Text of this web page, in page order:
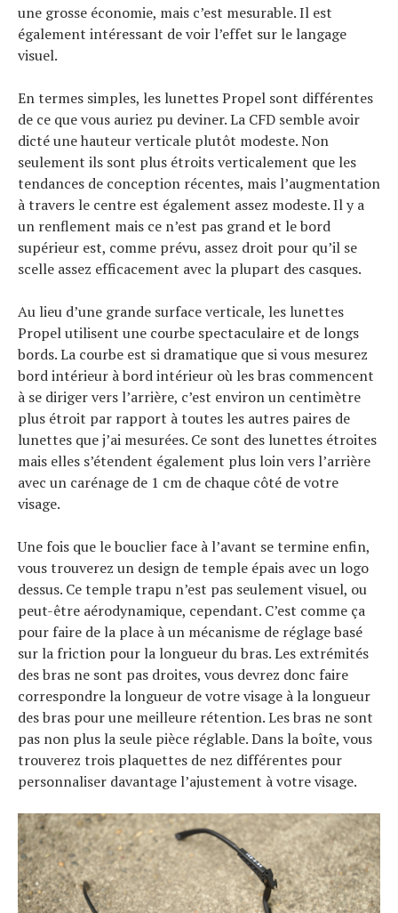
une grosse économie, mais c’est mesurable. Il est
également intéressant de voir l’effet sur le langage
visuel.
En termes simples, les lunettes Propel sont différentes
de ce que vous auriez pu deviner. La CFD semble avoir
dicté une hauteur verticale plutôt modeste. Non
seulement ils sont plus étroits verticalement que les
tendances de conception récentes, mais l’augmentation
à travers le centre est également assez modeste. Il y a
un renflement mais ce n’est pas grand et le bord
supérieur est, comme prévu, assez droit pour qu’il se
scelle assez efficacement avec la plupart des casques.
Au lieu d’une grande surface verticale, les lunettes
Propel utilisent une courbe spectaculaire et de longs
bords. La courbe est si dramatique que si vous mesurez
bord intérieur à bord intérieur où les bras commencent
à se diriger vers l’arrière, c’est environ un centimètre
plus étroit par rapport à toutes les autres paires de
lunettes que j’ai mesurées. Ce sont des lunettes étroites
mais elles s’étendent également plus loin vers l’arrière
avec un carénage de 1 cm de chaque côté de votre
visage.
Une fois que le bouclier face à l’avant se termine enfin,
vous trouverez un design de temple épais avec un logo
dessus. Ce temple trapu n’est pas seulement visuel, ou
peut-être aérodynamique, cependant. C’est comme ça
pour faire de la place à un mécanisme de réglage basé
sur la friction pour la longueur du bras. Les extrémités
des bras ne sont pas droites, vous devrez donc faire
correspondre la longueur de votre visage à la longueur
des bras pour une meilleure rétention. Les bras ne sont
pas non plus la seule pièce réglable. Dans la boîte, vous
trouverez trois plaquettes de nez différentes pour
personnaliser davantage l’ajustement à votre visage.